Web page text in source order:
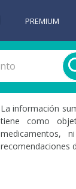
PREMIUM
La información
tiene como
medicamentos,
recomendaciones